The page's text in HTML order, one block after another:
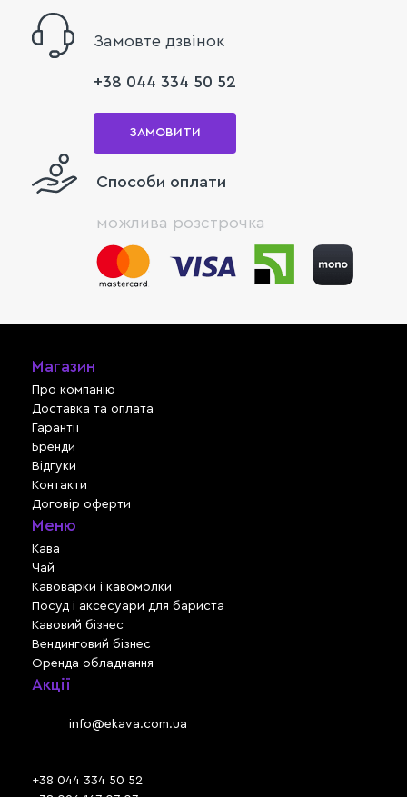
Замовте дзвінок
+38 044 334 50 52
ЗАМОВИТИ
Способи оплати
можлива розстрочка
Магазин
Про компанію
Доставка та оплата
Гарантії
Бренди
Відгуки
Контакти
Договір оферти
Меню
Кава
Чай
Кавоварки і кавомолки
Посуд і аксесуари для бариста
Кавовий бізнес
Вендинговий бізнес
Оренда обладнання
Акції
info@ekava.com.ua
+38 044 334 50 52